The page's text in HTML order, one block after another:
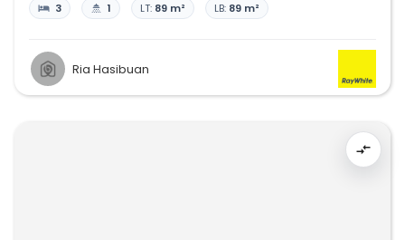
3 1 LT: 89 m² LB: 89 m²
Ria Hasibuan